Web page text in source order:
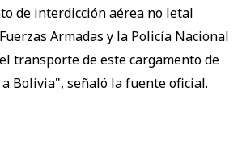
de interdicción aérea no letal
Armadas y la Policía Nacional
transporte de este cargamento de
Bolivia", señaló la fuente oficial.